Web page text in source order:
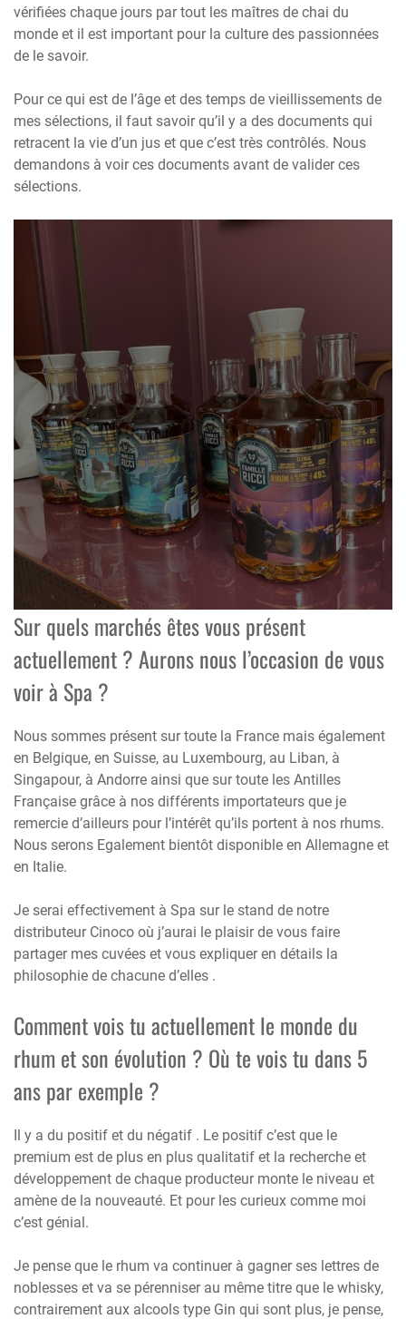
vérifiées chaque jours par tout les maîtres de chai du
monde et il est important pour la culture des passionnées
de le savoir.
Pour ce qui est de l’âge et des temps de vieillissements de
mes sélections, il faut savoir qu’il y a des documents qui
retracent la vie d’un jus et que c’est très contrôlés. Nous
demandons à voir ces documents avant de valider ces
sélections.
Sur quels marchés êtes vous présent
actuellement ? Aurons nous l’occasion de vous
voir à Spa ?
Nous sommes présent sur toute la France mais également
en Belgique, en Suisse, au Luxembourg, au Liban, à
Singapour, à Andorre ainsi que sur toute les Antilles
Française grâce à nos différents importateurs que je
remercie d’ailleurs pour l’intérêt qu’ils portent à nos rhums.
Nous serons Egalement bientôt disponible en Allemagne et
en Italie.
Je serai effectivement à Spa sur le stand de notre
distributeur Cinoco où j’aurai le plaisir de vous faire
partager mes cuvées et vous expliquer en détails la
philosophie de chacune d’elles .
Comment vois tu actuellement le monde du
rhum et son évolution ? Où te vois tu dans 5
ans par exemple ?
Il y a du positif et du négatif . Le positif c’est que le
premium est de plus en plus qualitatif et la recherche et
développement de chaque producteur monte le niveau et
amène de la nouveauté. Et pour les curieux comme moi
c’est génial.
Je pense que le rhum va continuer à gagner ses lettres de
noblesses et va se pérenniser au même titre que le whisky,
contrairement aux alcools type Gin qui sont plus, je pense,